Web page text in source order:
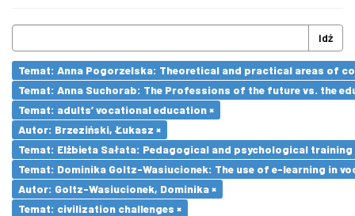
Idź
Temat: Anna Pogorzelska: Theoretical and practical areas of
Temat: Anna Suchorab: The Professions of the future vs. the
Temat: adults’ vocational education ×
Autor: Brzeziński, Łukasz ×
Temat: Elżbieta Sałata: Pedagogical and psychological
Temat: Dominika Goltz-Wasiucionek: The use of e-learning in
Autor: Goltz-Wasiucionek, Dominika ×
Temat: civilization challenges ×